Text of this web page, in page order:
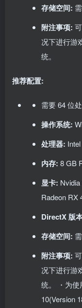
存储空间:
附注事项:
况下进行游
统。
推荐配置:
需要 64 位
操作系统:
处理器:
内存: 8 GB
显卡:
Radeon RX
DirectX 版
存储空间:
附注事项:
况下进行游
统。 ・为使
10(Version